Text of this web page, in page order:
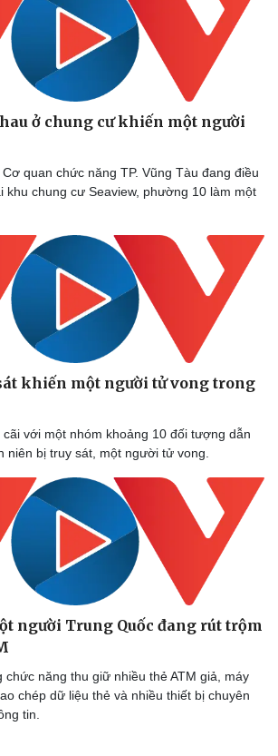
Đời sống
Blog
Tình yêu - Gia đình
ở chung cư khiến một người
quan chức năng TP. Vũng Tàu đang điều
khu chung cư Seaview, phường 10 làm một
khiến một người tử vong trong
cãi với một nhóm khoảng 10 đối tượng dẫn
niên bị truy sát, một người tử vong.
người Trung Quốc đang rút trộm
chức năng thu giữ nhiều thẻ ATM giả, máy
chép dữ liệu thẻ và nhiều thiết bị chuyên
tin.